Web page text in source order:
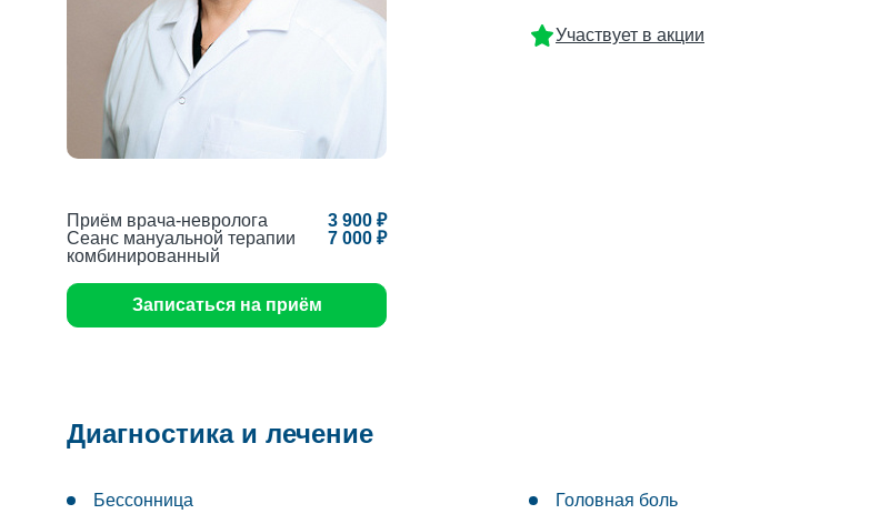
Участвует в акции
Приём врача-невролога
3 900 ₽
Сеанс мануальной терапии
комбинированный
7 000 ₽
Записаться на приём
Диагностика и лечение
Бессонница Головная боль